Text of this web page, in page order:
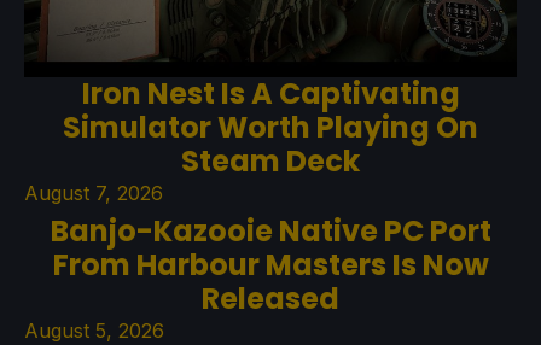
Iron Nest Is A Captivating
Simulator Worth Playing On
Steam Deck
August 7, 2026
Banjo-Kazooie Native PC Port
From Harbour Masters Is Now
Released
August 5, 2026